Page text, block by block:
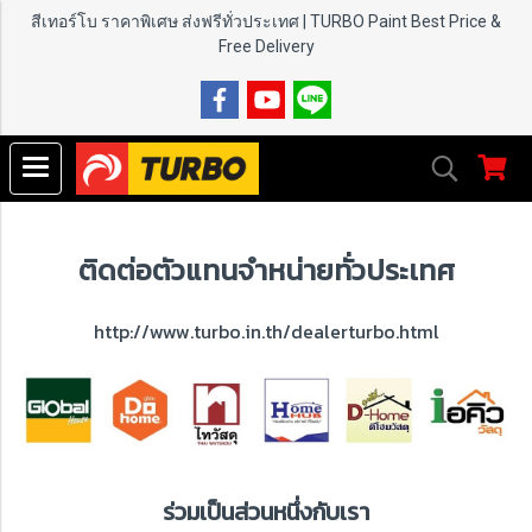
สีเทอร์โบ ราคาพิเศษ ส่งฟรีทั่วประเทศ | TURBO Paint Best Price &
Free Delivery
ติดต่อตัวแทนจำหน่ายทั่วประเทศ
http://www.turbo.in.th/dealerturbo.html
ร่วมเป็นส่วนหนึ่งกับเรา